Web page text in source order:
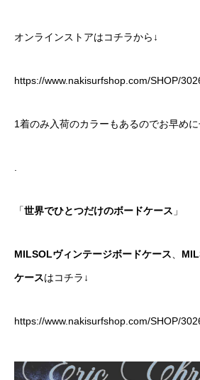
オンラインストアはコチラから↓
https://www.nakisurfshop.com/SHOP/
1着のみ入荷のカラーもあるのでお早めに
「世界でひとつだけのボードケース 」
MILSOLヴィンテージボードケース
ケースはコチラ↓
https://www.nakisurfshop.com/SHOP/